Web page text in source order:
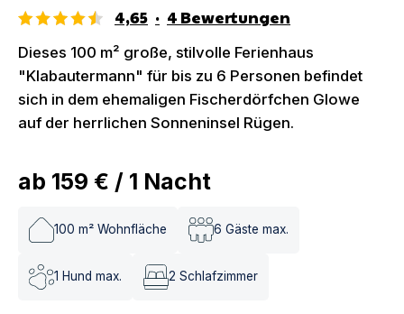
4,65 · 4 Bewertungen
Dieses 100 m² große, stilvolle Ferienhaus
"Klabautermann" für bis zu 6 Personen befindet
sich in dem ehemaligen Fischerdörfchen Glowe
auf der herrlichen Sonneninsel Rügen.
ab 159 € / 1 Nacht
100 m² Wohnfläche 6 Gäste max.
1 Hund max. 2 Schlafzimmer